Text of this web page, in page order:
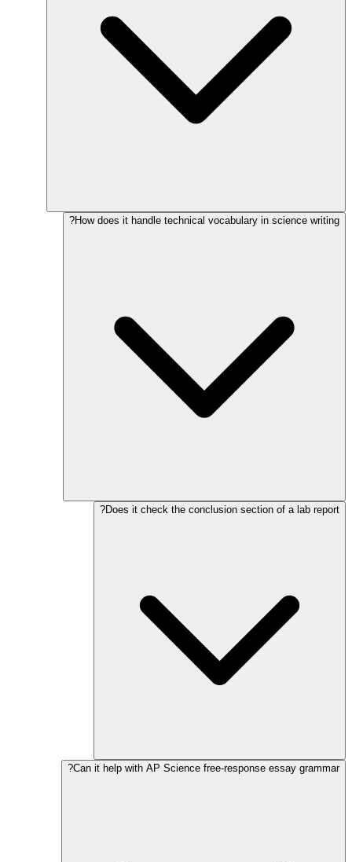
How does it handle technical vocabulary in science writing?
Does it check the conclusion section of a lab report?
Can it help with AP Science free-response essay grammar?